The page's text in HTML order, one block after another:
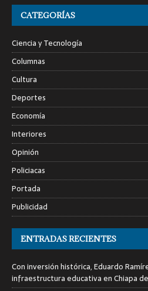
CATEGORÍAS
Ciencia y Tecnología
Columnas
Cultura
Deportes
Economía
Interiores
Opinión
Policiacas
Portada
Publicidad
ENTRADAS RECIENTES
Con inversión histórica, Eduardo
infraestructura educativa en Chiapa